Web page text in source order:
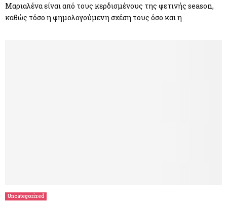
Μαριαλένα είναι από τους κερδισμένους της φετινής season,
καθώς τόσο η φημολογούμενη σχέση τους όσο και η
Uncategorized